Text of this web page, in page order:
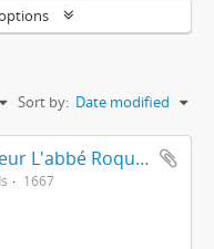
Sort by: Date modified
Amours De Monsieur L'abbé Roquette avec Mademoiselle de Montauzier par Monsieur L'abbé Le Camus 1667
1667